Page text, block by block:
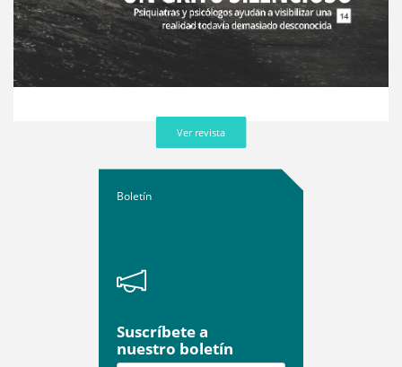
Ver revista
Boletín
Suscríbete a
nuestro boletín